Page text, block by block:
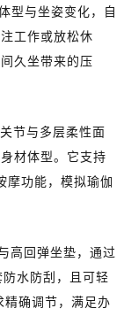
型与坐姿变化，自
工作或放松休
久坐带来的压
节与多层柔性面
材体型。它支持
摩功能，模拟瑜伽
高回弹坐垫，通过
水防刮，且可轻
确调节，满足办